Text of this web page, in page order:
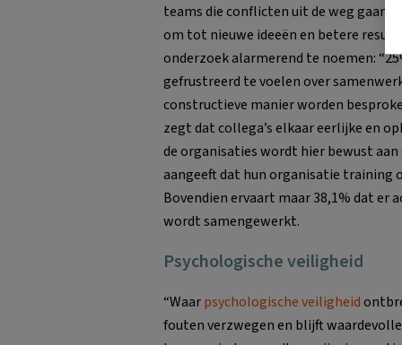
teams die conflicten uit de weg gaan
om tot nieuwe ideeën en betere
onderzoek alarmerend te noemen:
gefrustreerd te voelen over
constructieve manier worden
zegt dat collega’s elkaar eerlijke en
de organisaties wordt hier bewust
aangeeft dat hun organisatie training
Bovendien ervaart maar 38,1% dat er
wordt samengewerkt.
Psychologische veiligheid
“Waarpsychologische veiligheid
fouten verzwegen en blijft